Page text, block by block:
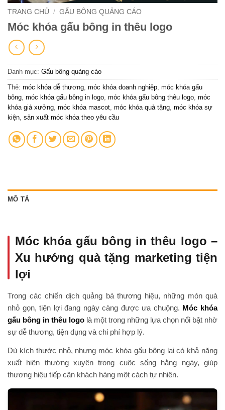
TRANG CHỦ / GẤU BÔNG QUẢNG CÁO
Móc khóa gấu bông in thêu logo
Danh mục: Gấu bông quảng cáo
Thẻ: móc khóa dễ thương móc khóa doanh nghiệp móc khóa gấu
bông móc khóa gấu bông in logo móc khóa gấu bông thêu logo móc
khóa giá xưởng móc khóa mascot móc khóa quà tặng móc khóa sự
kiện sản xuất móc khóa theo yêu cầu
MÔ TẢ
Móc khóa gấu bông in thêu logo –
Xu hướng quà tặng marketing tiện
lợi
Trong các chiến dịch quảng bá thương hiệu, những món quà
nhỏ gọn, tiện lợi đang ngày càng được ưa chuộng. Móc khóa
gấu bông in thêu logo là một trong những lựa chọn nổi bật nhờ
sự dễ thương, tiện dụng và chi phí hợp lý.
Dù kích thước nhỏ, nhưng móc khóa gấu bông lại có khả năng
xuất hiện thường xuyên trong cuộc sống hằng ngày, giúp
thương hiệu tiếp cận khách hàng một cách tự nhiên.